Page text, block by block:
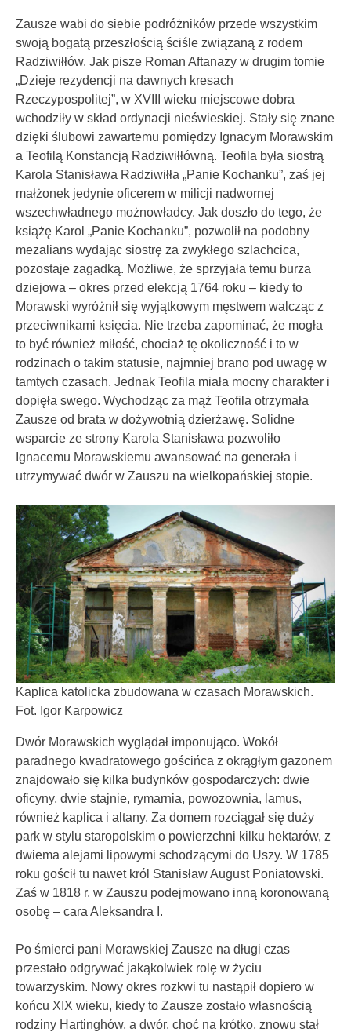
Zausze wabi do siebie podróżników przede wszystkim
swoją bogatą przeszłością ściśle związaną z rodem
Radziwiłłów. Jak pisze Roman Aftanazy w drugim tomie
„Dzieje rezydencji na dawnych kresach
Rzeczypospolitej”, w XVIII wieku miejscowe dobra
wchodziły w skład ordynacji nieświeskiej. Stały się znane
dzięki ślubowi zawartemu pomiędzy Ignacym Morawskim
a Teofilą Konstancją Radziwiłłówną. Teofila była siostrą
Karola Stanisława Radziwiłła „Panie Kochanku”, zaś jej
małżonek jedynie oficerem w milicji nadwornej
wszechwładnego możnowładcy. Jak doszło do tego, że
książę Karol „Panie Kochanku”, pozwolił na podobny
mezalians wydając siostrę za zwykłego szlachcica,
pozostaje zagadką. Możliwe, że sprzyjała temu burza
dziejowa – okres przed elekcją 1764 roku – kiedy to
Morawski wyróżnił się wyjątkowym męstwem walcząc z
przeciwnikami księcia. Nie trzeba zapominać, że mogła
to być również miłość, chociaż tę okoliczność i to w
rodzinach o takim statusie, najmniej brano pod uwagę w
tamtych czasach. Jednak Teofila miała mocny charakter i
dopięła swego. Wychodząc za mąż Teofila otrzymała
Zausze od brata w dożywotnią dzierżawę. Solidne
wsparcie ze strony Karola Stanisława pozwoliło
Ignacemu Morawskiemu awansować na generała i
utrzymywać dwór w Zauszu na wielkopańskiej stopie.
Kaplica katolicka zbudowana w czasach Morawskich.
Fot. Igor Karpowicz
Dwór Morawskich wyglądał imponująco. Wokół
paradnego kwadratowego gościńca z okrągłym gazonem
znajdowało się kilka budynków gospodarczych: dwie
oficyny, dwie stajnie, rymarnia, powozownia, lamus,
również kaplica i altany. Za domem rozciągał się duży
park w stylu staropolskim o powierzchni kilku hektarów, z
dwiema alejami lipowymi schodzącymi do Uszy. W 1785
roku gościł tu nawet król Stanisław August Poniatowski.
Zaś w 1818 r. w Zauszu podejmowano inną koronowaną
osobę – cara Aleksandra I.
Po śmierci pani Morawskiej Zausze na długi czas
przestało odgrywać jakąkolwiek rolę w życiu
towarzyskim. Nowy okres rozkwi tu nastąpił dopiero w
końcu XIX wieku, kiedy to Zausze zostało własnością
rodziny Hartinghów, a dwór, choć na krótko, znowu stał